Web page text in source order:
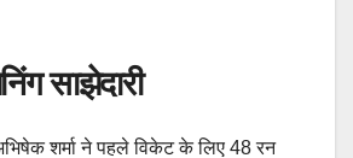
साझेदारी
शर्मा ने पहले विकेट के लिए 48 रन